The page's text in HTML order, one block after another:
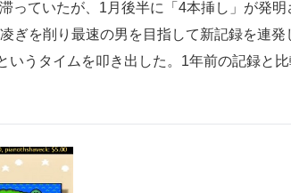
っていたが、1月後半に「4本挿し」が発明
ぎを削り最速の男を目指して新記録を連発
いうタイムを叩き出した。1年前の記録と